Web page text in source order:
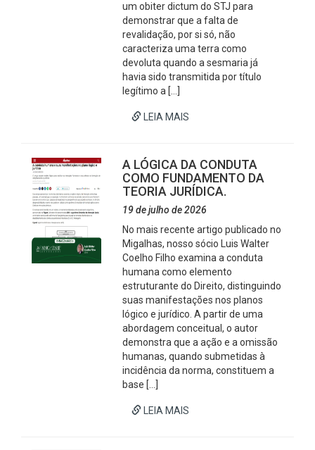
um obiter dictum do STJ para
demonstrar que a falta de
revalidação, por si só, não
caracteriza uma terra como
devoluta quando a sesmaria já
havia sido transmitida por título
legítimo a […]
LEIA MAIS
A LÓGICA DA CONDUTA
COMO FUNDAMENTO DA
TEORIA JURÍDICA.
19 de julho de 2026
No mais recente artigo publicado no
Migalhas, nosso sócio Luis Walter
Coelho Filho examina a conduta
humana como elemento
estruturante do Direito, distinguindo
suas manifestações nos planos
lógico e jurídico. A partir de uma
abordagem conceitual, o autor
demonstra que a ação e a omissão
humanas, quando submetidas à
incidência da norma, constituem a
base […]
LEIA MAIS